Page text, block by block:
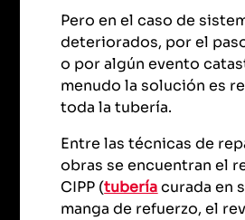
Pero en el caso de
deteriorados, por el
o por algún evento
menudo la solución es
toda la tubería.
Entre las técnicas de
obras se encuentran el
CIPP (tuberíacurada en
manga de refuerzo, el